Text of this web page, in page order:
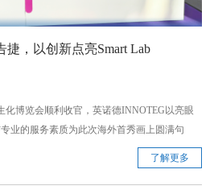
，以创新点亮Smart Lab
化博览会顺利收官，英诺德INNOTEG以亮眼
业的服务素质为此次海外首秀画上圆满句
了解更多